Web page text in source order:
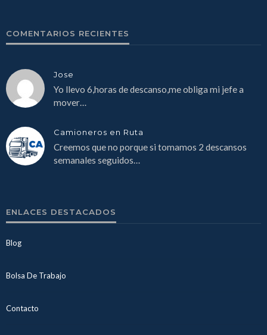
COMENTARIOS RECIENTES
Jose
Yo llevo 6,horas de descanso,me obliga mi jefe a
mover…
Camioneros en Ruta
Creemos que no porque si tomamos 2 descansos
semanales seguidos…
ENLACES DESTACADOS
Blog
Bolsa De Trabajo
Contacto